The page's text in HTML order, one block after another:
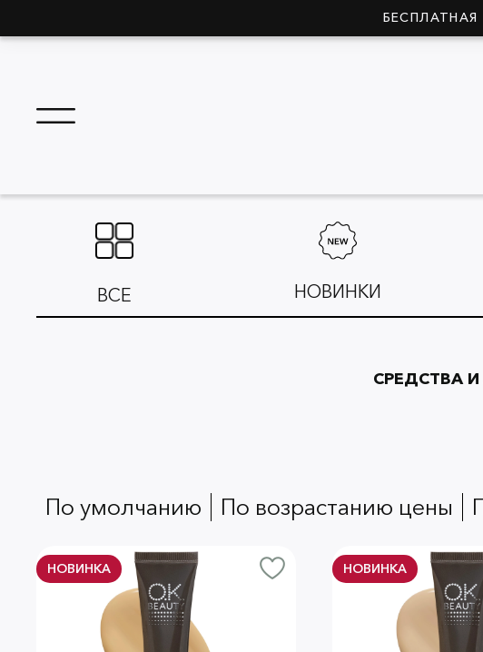
ВСЕ НОВИНКИ
СРЕДСТВА
по умолчанию по возрастанию цены
НОВИНКА НОВИНКА